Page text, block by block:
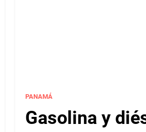
PANAMÁ
Gasolina y